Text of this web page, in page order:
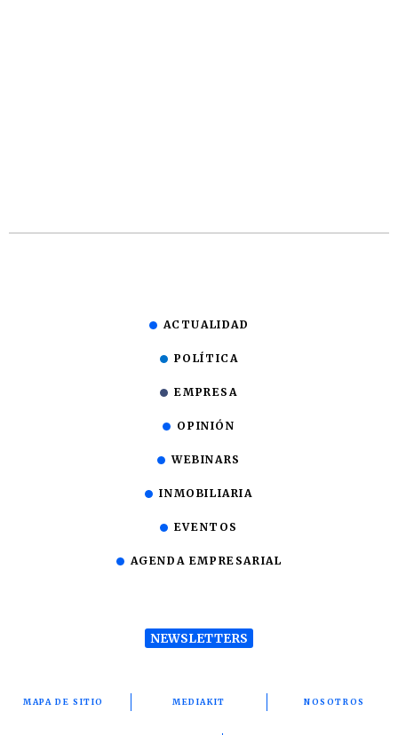
ACTUALIDAD
POLÍTICA
EMPRESA
OPINIÓN
WEBINARS
INMOBILIARIA
EVENTOS
AGENDA EMPRESARIAL
NEWSLETTERS
MAPA DE SITIO MEDIAKIT NOSOTROS